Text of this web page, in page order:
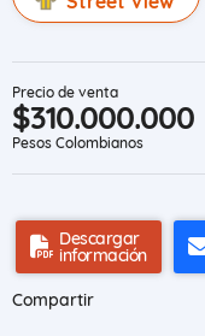
Precio de venta
$310.000.000
Pesos Colombianos
Descargar
información
Compartir